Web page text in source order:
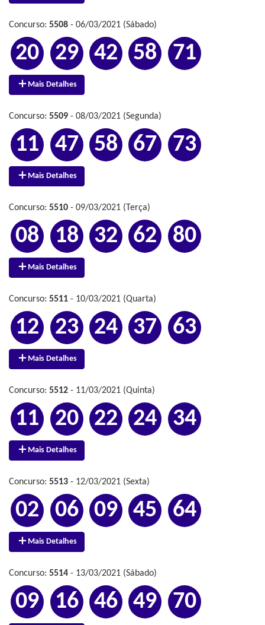
Concurso: 5508 - 06/03/2021 (Sábado)
20 29 42 58 71
Mais Detalhes
Concurso: 5509 - 08/03/2021 (Segunda)
11 47 58 67 73
Mais Detalhes
Concurso: 5510 - 09/03/2021 (Terça)
08 18 32 62 80
Mais Detalhes
Concurso: 5511 - 10/03/2021 (Quarta)
12 23 24 37 63
Mais Detalhes
Concurso: 5512 - 11/03/2021 (Quinta)
11 20 22 24 34
Mais Detalhes
Concurso: 5513 - 12/03/2021 (Sexta)
02 06 09 45 64
Mais Detalhes
Concurso: 5514 - 13/03/2021 (Sábado)
09 16 46 49 70